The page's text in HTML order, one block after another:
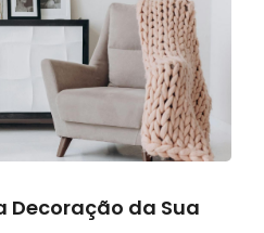
Decoração da Sua